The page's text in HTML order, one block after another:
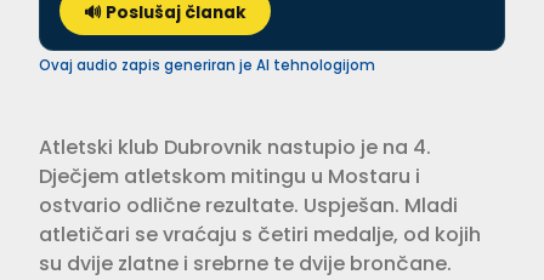
🔊 Poslušaj članak
Ovaj audio zapis generiran je AI tehnologijom
Atletski klub Dubrovnik nastupio je na 4.
Dječjem atletskom mitingu u Mostaru i
ostvario odlične rezultate. Uspješan. Mladi
atletičari se vraćaju s četiri medalje, od kojih
su dvije zlatne i srebrne te dvije brončane.